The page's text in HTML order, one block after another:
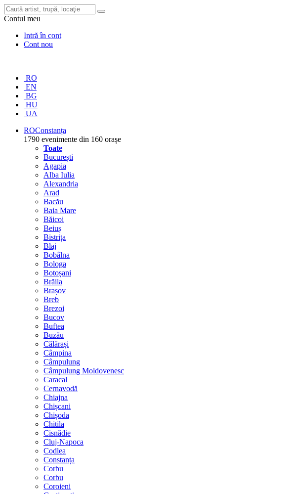
Contul meu
Intră în cont
Cont nou
RO
EN
BG
HU
UA
ROConstanța
1790 evenimente din 160 orașe
Toate
București
Agapia
Alba Iulia
Alexandria
Arad
Bacău
Baia Mare
Băicoi
Beiuș
Bistrița
Blaj
Bobâlna
Bologa
Botoșani
Brăila
Brașov
Breb
Brezoi
Bucov
Buftea
Buzău
Călărași
Câmpina
Câmpulung
Câmpulung Moldovenesc
Caracal
Cernavodă
Chiajna
Chișcani
Chișoda
Chitila
Cisnădie
Cluj-Napoca
Codlea
Constanța
Corbu
Corbu
Coroieni